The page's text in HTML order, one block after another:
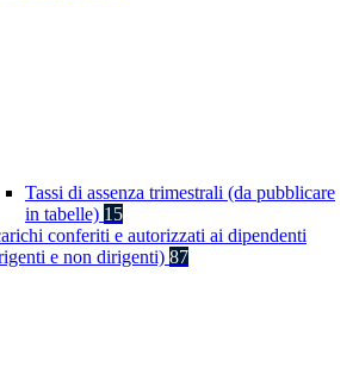
Tassi di assenza trimestrali (da pubblicare
in tabelle) 15
conferiti e autorizzati ai dipendenti
e non dirigenti) 87